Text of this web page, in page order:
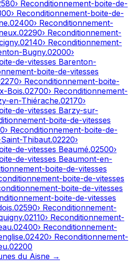
› Reconditionnement-boite-de-
› Reconditionnement-boite-de-
.02400› Reconditionnement-
.02290› Reconditionnement-
.02140› Reconditionnement-
Bugny.02000›
de-vitesses Barenton-
boite-de-vitesses
› Reconditionnement-boite-
Bois.02700› Reconditionnement-
en-Thiérache.02170›
de-vitesses Barzy-sur-
boite-de-vitesses
› Reconditionnement-boite-de-
Thibaut.02220›
de-vitesses Beaumé.02500›
de-vitesses Beaumont-en-
boite-de-vitesses
boite-de-vitesses
boite-de-vitesses
boite-de-vitesses
.02590› Reconditionnement-
.02110› Reconditionnement-
.02400› Reconditionnement-
.02420› Reconditionnement-
.02200
du Aisne →